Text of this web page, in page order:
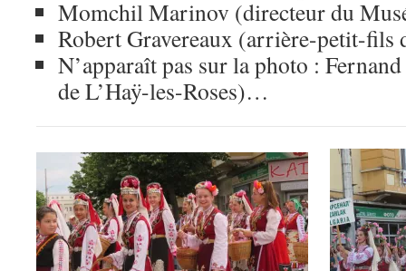
Momchil Marinov (directeur du
Robert Gravereaux (arrière-petit-fils
N’apparaît pas sur la photo :
de L’Haÿ-les-Roses)…